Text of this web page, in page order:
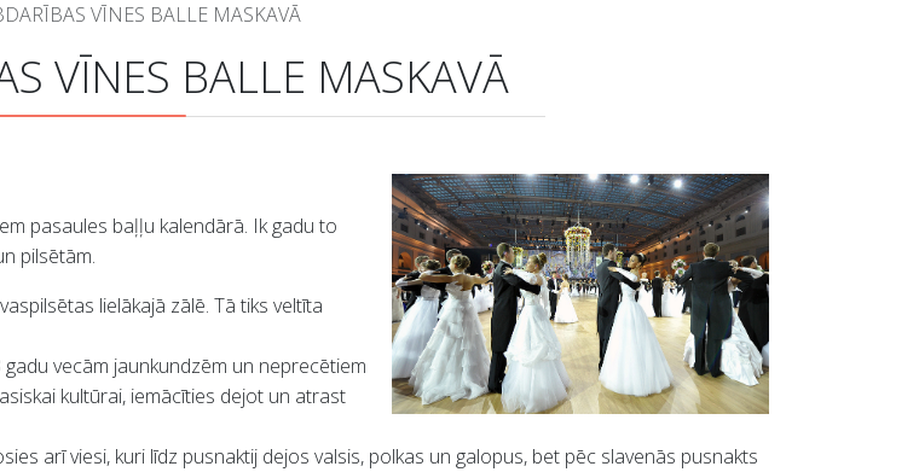
VĪNES BALLE MASKAVĀ
VĪNES BALLE MASKAVĀ
pasaules baļļu kalendārā. Ik gadu to
pilsētām.
lielākajā zālē. Tā tiks veltīta
vecām jaunkundzēm un neprecētiem
kultūrai, iemācīties dejot un atrast
arī viesi, kuri līdz pusnaktij dejos valsis, polkas un galopus, bet pēc slavenās pusnakts